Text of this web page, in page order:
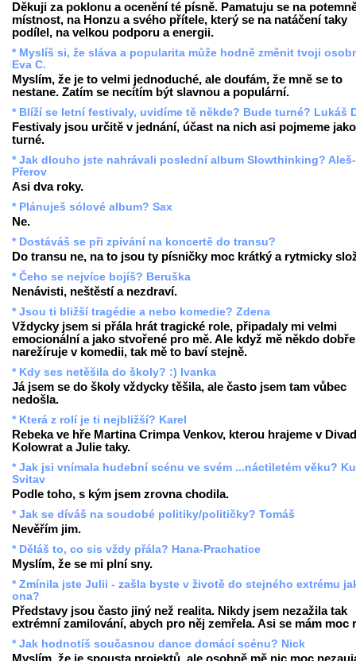
Děkuji za poklonu a ocenění té písně. Pamatuju se na
místnost, na Honzu a svého přítele, který se na natáčení taky
podílel, na velkou podporu a energii.
* Myslíš si, že sláva a popularita může hodně změnit tvoji
Eva C.
Myslím, že je to velmi jednoduché, ale doufám, že mně se to
nestane. Zatím se necítím být slavnou a populární.
* Blíží se letní festivaly, uvidíme tě někde? Bude turné? Lukáš
Festivaly jsou určitě v jednání, účast na nich asi pojmeme jako
turné.
* Jak dlouho jste nahrávali poslední album Slowthinking? Aleš-
Přerov
Asi dva roky.
* Plánuješ sólové album? Sax
Ne.
* Dostáváš se při zpívání na koncertě do transu?
Do transu ne, na to jsou ty písničky moc krátký a rytmicky
* Čeho se nejvíce bojíš? Beruška
Nenávisti, neštěstí a nezdraví.
* Jsou ti bližší tragédie a nebo komedie? Zdena
Vždycky jsem si přála hrát tragické role, připadaly mi velmi
emocionální a jako stvořené pro mě. Ale když mě někdo dobře
narežíruje v komedii, tak mě to baví stejně.
* Kdy ses netěšila do školy? :) Ivanka
Já jsem se do školy vždycky těšila, ale často jsem tam vůbec
nedošla.
* Která z rolí je ti nejbližší? Karel
Rebeka ve hře Martina Crimpa Venkov, kterou hrajeme v
Kolowrat a Julie taky.
* Jak jsi vnímala hudební scénu ve svém ...náctiletém věku?
Svitav
Podle toho, s kým jsem zrovna chodila.
* Jak se díváš na soudobé politiky/političky? Tomáš
Nevěřím jim.
* Děláš to, co sis vždy přála? Hana-Prachatice
Myslím, že se mi plní sny.
* Zmínila jste Julii - zašla byste v životě do stejného extrému
ona?
Představy jsou často jiný než realita. Nikdy jsem nezažila tak
extrémní zamilování, abych pro něj zemřela. Asi se mám moc
* Jak hodnotíš současnou dance domácí scénu? Nick